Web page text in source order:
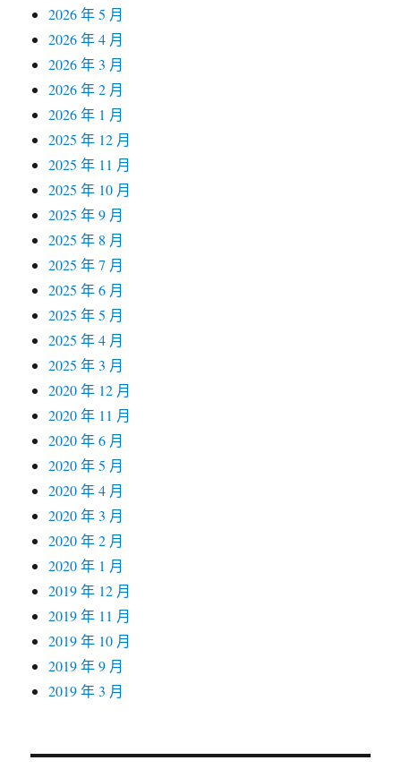
2026 年 5 月
2026 年 4 月
2026 年 3 月
2026 年 2 月
2026 年 1 月
2025 年 12 月
2025 年 11 月
2025 年 10 月
2025 年 9 月
2025 年 8 月
2025 年 7 月
2025 年 6 月
2025 年 5 月
2025 年 4 月
2025 年 3 月
2020 年 12 月
2020 年 11 月
2020 年 6 月
2020 年 5 月
2020 年 4 月
2020 年 3 月
2020 年 2 月
2020 年 1 月
2019 年 12 月
2019 年 11 月
2019 年 10 月
2019 年 9 月
2019 年 3 月